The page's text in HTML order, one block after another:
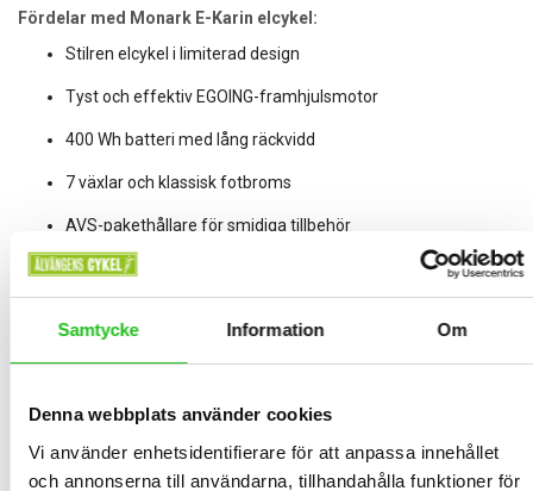
Samtycke Information Om
Denna webbplats använder cookies
Vi använder enhetsidentifierare för att anpassa innehållet
och annonserna till användarna, tillhandahålla funktioner för
Fördelar med Monark E-Karin elcykel:
Stilren elcykel i limiterad design
Tyst och effektiv EGOING-framhjulsmotor
400 Wh batteri med lång räckvidd
7 växlar och klassisk fotbroms
AVS-pakethållare för smidiga tillbehör
Perfekt för pendling och vardagscykling
söker en bekväm, elegant och funktionell elcykel med det lilla
Monark
Monark har byggt cyklar sedan 1908. Deras värdegrunden handlar